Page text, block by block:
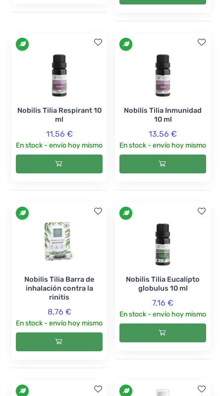
Nobilis Tilia Respirant 10
ml
11,56 €
En stock - envío hoy mismo
Nobilis Tilia Inmunidad
10 ml
13,56 €
En stock - envío hoy mismo
Nobilis Tilia Barra de
inhalación contra la
rinitis
8,76 €
En stock - envío hoy mismo
Nobilis Tilia Eucalipto
globulus 10 ml
7,16 €
En stock - envío hoy mismo